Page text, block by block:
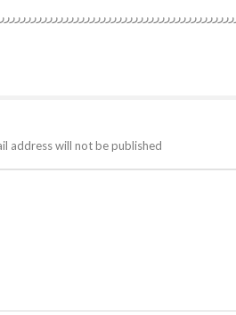
address will not be published.